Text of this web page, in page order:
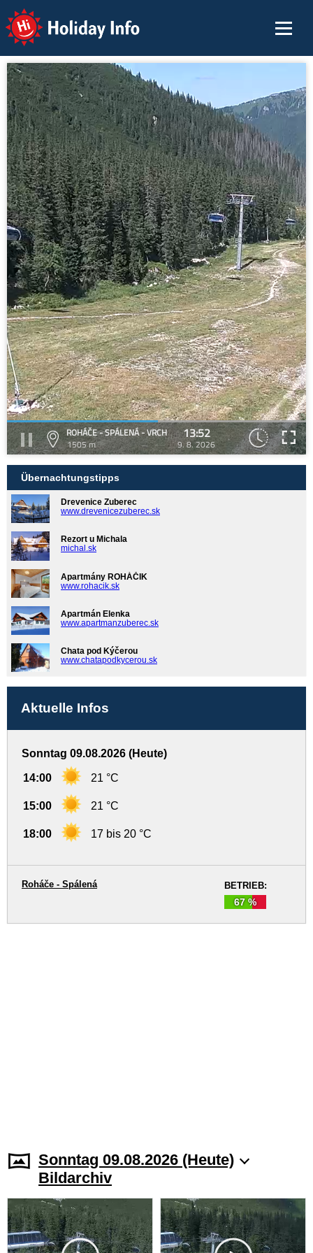
Holiday Info
ROHÁČE - SPÁLENÁ - VRCH
1505 m
13:52
9. 8. 2026
Übernachtungstipps
Drevenice Zuberec
www.drevenicezuberec.sk
Rezort u Michala
michal.sk
Apartmány ROHÁČIK
www.rohacik.sk
Apartmán Elenka
www.apartmanzuberec.sk
Chata pod Kýčerou
www.chatapodkycerou.sk
Aktuelle Infos
Sonntag 09.08.2026 (Heute)
14:00 21 °C
15:00 21 °C
18:00 17 bis 20 °C
BETRIEB:
67 %
Roháče - Spálená
Sonntag 09.08.2026 (Heute)
Bildarchiv